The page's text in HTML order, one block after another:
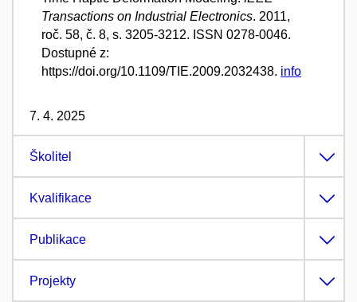
Transactions on Industrial Electronics. 2011,
roč. 58, č. 8, s. 3205-3212. ISSN 0278-0046.
Dostupné z:
https://doi.org/10.1109/TIE.2009.2032438. info
7. 4. 2025
Školitel
Kvalifikace
Publikace
Projekty